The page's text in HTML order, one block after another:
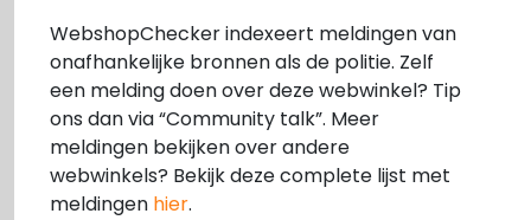
WebshopChecker indexeert meldingen van
onafhankelijke bronnen als de politie. Zelf
een melding doen over deze webwinkel? Tip
ons dan via “Community talk”. Meer
meldingen bekijken over andere
webwinkels? Bekijk deze complete lijst met
meldingen hier.